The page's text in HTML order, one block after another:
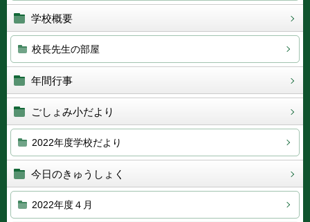
学校概要
校長先生の部屋
年間行事
ごしょみ小だより
2022年度学校だより
今日のきゅうしょく
2022年度４月